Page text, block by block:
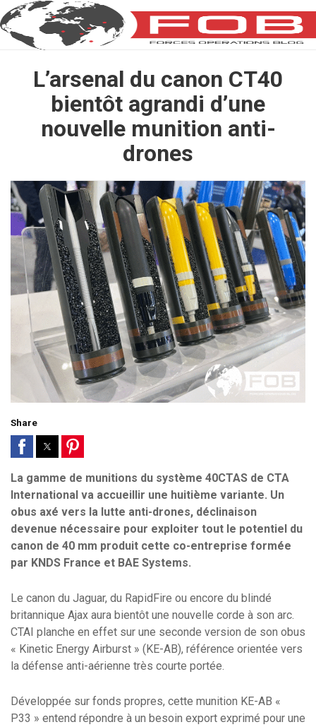
L’arsenal du canon CT40
bientôt agrandi d’une
nouvelle munition anti-
drones
Share
La gamme de munitions du système 40CTAS de CTA
International va accueillir une huitième variante. Un
obus axé vers la lutte anti-drones, déclinaison
devenue nécessaire pour exploiter tout le potentiel du
canon de 40 mm produit cette co-entreprise formée
par KNDS France et BAE Systems.
Le canon du Jaguar, du RapidFire ou encore du blindé
britannique Ajax aura bientôt une nouvelle corde à son arc.
CTAI planche en effet sur une seconde version de son obus
« Kinetic Energy Airburst » (KE-AB), référence orientée vers
la défense anti-aérienne très courte portée.
Développée sur fonds propres, cette munition KE-AB «
P33 » entend répondre à un besoin export exprimé pour une